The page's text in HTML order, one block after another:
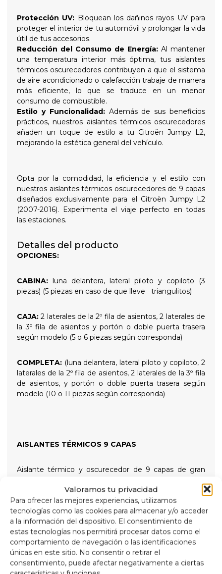
Valoramos tu privacidad
Para ofrecer las mejores experiencias, utilizamos
tecnologías como las cookies para almacenar y/o acceder
a la información del dispositivo. El consentimiento de
estas tecnologías nos permitirá procesar datos como el
comportamiento de navegación o las identificaciones
únicas en este sitio. No consentir o retirar el
consentimiento, puede afectar negativamente a ciertas
Protección UV: Bloquean los dañinos rayos UV para
proteger el interior de tu automóvil y prolongar la vida
útil de tus accesorios.
Reducción del Consumo de Energía: Al mantener
una temperatura interior más óptima, tus aislantes
térmicos oscurecedores contribuyen a que el sistema
de aire acondicionado o calefacción trabaje de manera
más eficiente, lo que se traduce en un menor
consumo de combustible.
Estilo y Funcionalidad:Además de sus beneficios
prácticos, nuestros aislantes térmicos oscurecedores
añaden un toque de estilo a tu Citroën Jumpy L2,
mejorando la estética general del vehículo.
Opta por la comodidad, la eficiencia y el estilo con
nuestros aislantes térmicos oscurecedores de 9 capas
diseñados exclusivamente para el Citroën Jumpy L2
(2007-2016). Experimenta el viaje perfecto en todas
las estaciones.
Detalles del producto
OPCIONES:
CABINA: luna delantera, lateral piloto y copiloto (3
piezas) (5 piezas en caso de que lleve triangulitos)
CAJA:2 laterales de la 2º fila de asientos, 2 laterales de
la 3º fila de asientos y portón o doble puerta trasera
según modelo (5 o 6 piezas según corresponda)
COMPLETA: (luna delantera, lateral piloto y copiloto, 2
laterales de la 2º fila de asientos, 2 laterales de la 3º fila
de asientos, y portón o doble puerta trasera según
modelo (10 o 11 piezas según corresponda)
AISLANTES TÉRMICOS 9 CAPAS
Aislante térmico y oscurecedor de 9 capas de gran
temperaturas como las bajas para un mayor confort
interno y proporcionando total oscuridad para las
noches de descanso, sujetados con ventosas de rosca
de gran succion y fácil extracción para simplificar su
colocación
Composición
Aluminio de 90 micras anti rayos ultravioleta y